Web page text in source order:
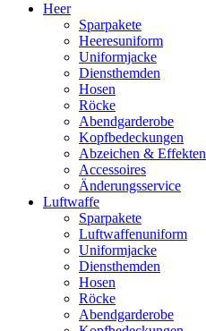
Heer
Sparpakete
Heeresuniform
Uniformjacke
Diensthemden
Hosen
Röcke
Abendgarderobe
Kopfbedeckungen
Abzeichen & Effekten
Accessoires
Änderungsservice
Luftwaffe
Sparpakete
Luftwaffenuniform
Uniformjacke
Diensthemden
Hosen
Röcke
Abendgarderobe